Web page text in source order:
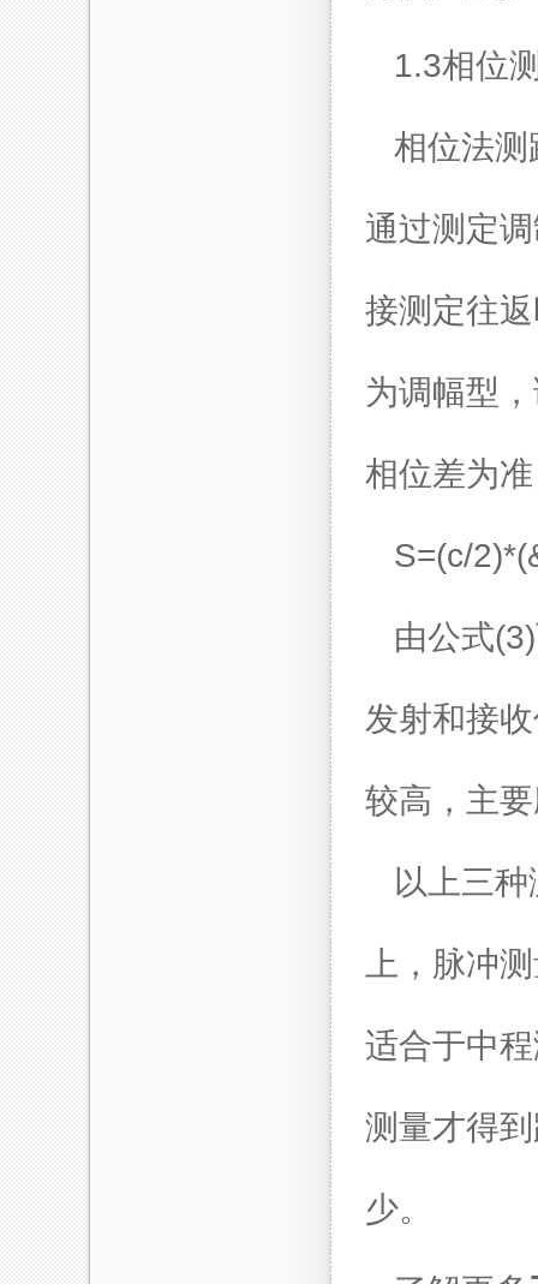
1.3相位
相位法测
通过测定
接测定往
为调幅型
相位差为
S=(c/
由公式
发射和接
较高，主
以上三
上，脉冲
适合于中
测量才得
少。